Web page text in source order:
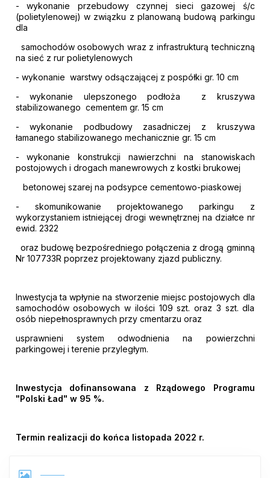
- wykonanie przebudowy czynnej sieci gazowej ś/c
(polietylenowej) w związku z planowaną budową parkingu
dla
samochodów osobowych wraz z infrastrukturą techniczną
na sieć z rur polietylenowych
- wykonanie warstwy odsączającej z pospółki gr. 10 cm
- wykonanie ulepszonego podłoża z kruszywa
stabilizowanego cementem gr. 15 cm
- wykonanie podbudowy zasadniczej z kruszywa
łamanego stabilizowanego mechanicznie gr. 15 cm
- wykonanie konstrukcji nawierzchni na stanowiskach
postojowych i drogach manewrowych z kostki brukowej
betonowej szarej na podsypce cementowo-piaskowej
- skomunikowanie projektowanego parkingu z
wykorzystaniem istniejącej drogi wewnętrznej na działce nr
ewid. 2322
oraz budowę bezpośredniego połączenia z drogą gminną
Nr 107733R poprzez projektowany zjazd publiczny.
Inwestycja ta wpłynie na stworzenie miejsc postojowych dla
samochodów osobowych w ilości 109 szt. oraz 3 szt. dla
osób niepełnosprawnych przy cmentarzu oraz
usprawnieni system odwodnienia na powierzchni
parkingowej i terenie przyległym.
Inwestycja dofinansowana z Rządowego Programu
"Polski Ład" w 95 %.
Termin realizacji do końca listopada 2022 r.